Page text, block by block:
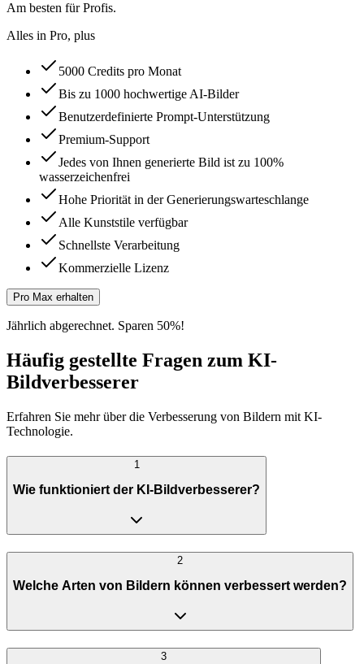
Am besten für Profis.
Alles in Pro, plus
5000 Credits pro Monat
Bis zu 1000 hochwertige AI-Bilder
Benutzerdefinierte Prompt-Unterstützung
Premium-Support
Jedes von Ihnen generierte Bild ist zu 100%
wasserzeichenfrei
Hohe Priorität in der Generierungswarteschlange
Alle Kunststile verfügbar
Schnellste Verarbeitung
Kommerzielle Lizenz
Pro Max erhalten
Jährlich abgerechnet. Sparen 50%!
Häufig gestellte Fragen zum KI-
Bildverbesserer
Erfahren Sie mehr über die Verbesserung von Bildern mit KI-
Technologie.
1
Wie funktioniert der KI-Bildverbesserer?
2
Welche Arten von Bildern können verbessert werden?
3